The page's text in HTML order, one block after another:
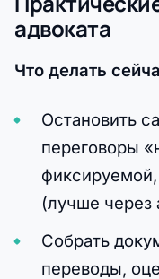
адвоката
Что делать
Остановить
переговоры
(лучше через
Собрать
переводы,